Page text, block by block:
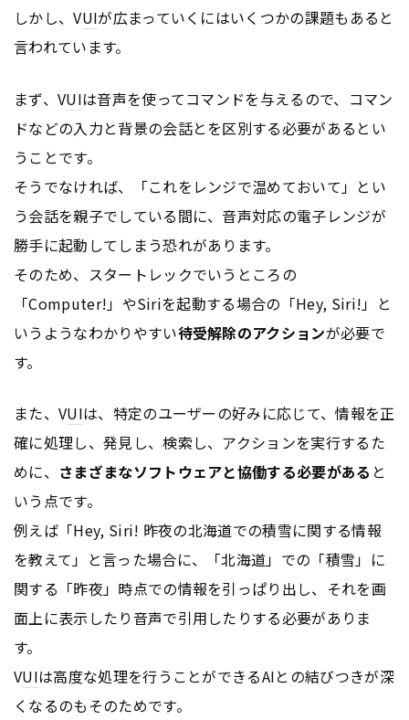
しかし、VUIが広まっていくにはいくつかの課題もあると
言われています。
まず、VUIは音声を使ってコマンドを与えるので、コマン
ドなどの入力と背景の会話とを区別する必要があるとい
うことです。
そうでなければ、「これをレンジで温めておいて」とい
う会話を親子でしている間に、音声対応の電子レンジが
勝手に起動してしまう恐れがあります。
そのため、スタートレックでいうところの
「Computer!」やSiriを起動する場合の「Hey, Siri!」と
いうようなわかりやすい待受解除のアクションが必要で
す。
また、VUIは、特定のユーザーの好みに応じて、情報を正
確に処理し、発見し、検索し、アクションを実行するた
めに、 さまざまなソフトウェアと協働する必要がある と
いう点です。
例えば「Hey, Siri! 昨夜の北海道での積雪に関する情報
を教えて」と言った場合に、「北海道」での「積雪」に
関する「昨夜」時点での情報を引っぱり出し、それを画
面上に表示したり音声で引用したりする必要がありま
す。
VUIは高度な処理を行うことができるAIとの結びつきが深
くなるのもそのためです。